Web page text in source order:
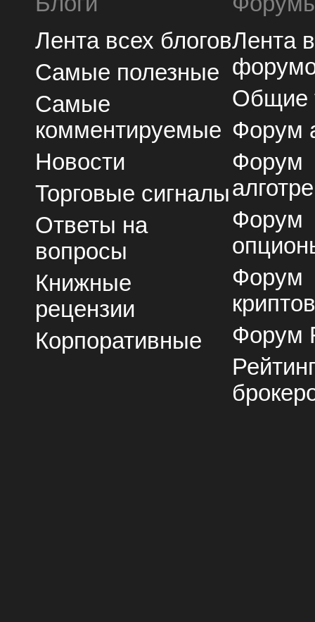
Лента всех блогов
Самые полезные
Самые
комментируемые
Новости
Торговые сигналы
Ответы на
вопросы
Книжные
рецензии
Корпоративные
Лента
Общие
Форум
Форум
Форум
Форум
Форум